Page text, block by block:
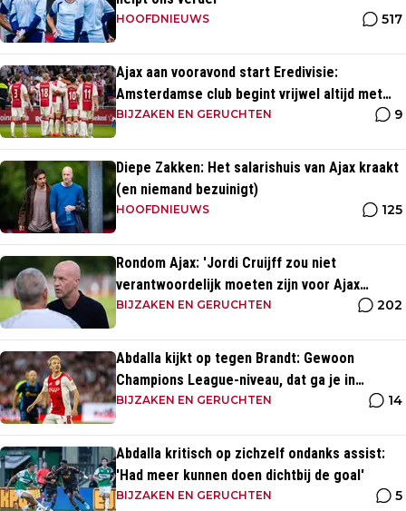
HOOFDNIEUWS 517
Ajax aan vooravond start Eredivisie:
Amsterdamse club begint vrijwel altijd met
zege
BIJZAKEN EN GERUCHTEN 9
Diepe Zakken: Het salarishuis van Ajax kraakt
(en niemand bezuinigt)
HOOFDNIEUWS 125
Rondom Ajax: 'Jordi Cruijff zou niet
verantwoordelijk moeten zijn voor Ajax
Vrouwen'
BIJZAKEN EN GERUCHTEN 202
Abdalla kijkt op tegen Brandt: Gewoon
Champions League-niveau, dat ga je in
wedstrijden ook zien'
BIJZAKEN EN GERUCHTEN 14
Abdalla kritisch op zichzelf ondanks assist:
'Had meer kunnen doen dichtbij de goal'
BIJZAKEN EN GERUCHTEN 5